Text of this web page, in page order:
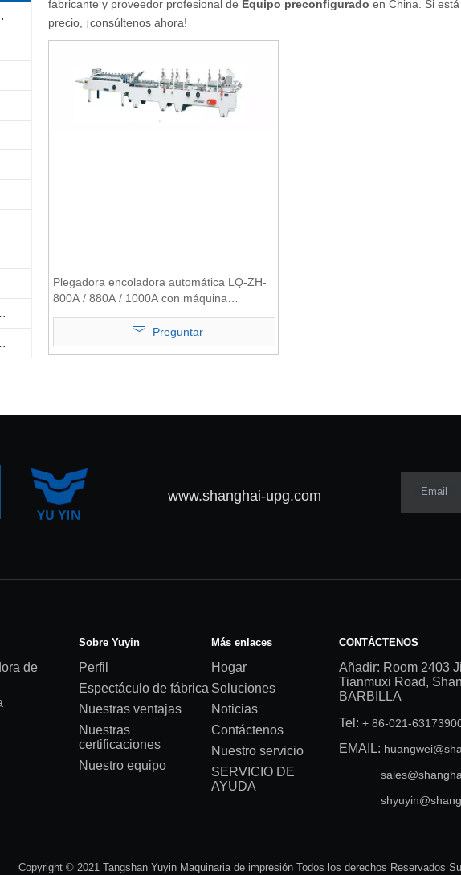
de láminas
de láminas
y plegado
fabricante y proveedor profesional de Equipo preconfigurado en China. Si
precio, ¡consúltenos ahora!
Plegadora encoladora automática LQ-ZH-
800A / 880A / 1000A con máquina
Preguntar
www.shanghai-upg.com Email
de
Sobre Yuyin
Perfil
Espectáculo de fábrica
Nuestras ventajas
Nuestras
certificaciones
Nuestro equipo
Más enlaces
Hogar
Soluciones
Noticias
Contáctenos
Nuestro servicio
SERVICIO DE
AYUDA
CONTÁCTENOS
Añadir: Room 2403
Tianmuxi Road,
BARBILLA
Tel: + 86-021-
EMAIL:
Copyright © 2021 Tangshan Yuyin Maquinaria de impresión Todos los derechos Reservados